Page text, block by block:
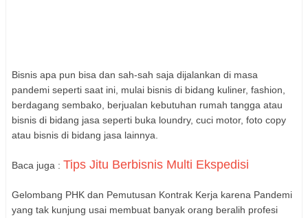
Bisnis apa pun bisa dan sah-sah saja dijalankan di masa
pandemi seperti saat ini, mulai bisnis di bidang kuliner, fashion,
berdagang sembako, berjualan kebutuhan rumah tangga atau
bisnis di bidang jasa seperti buka loundry, cuci motor, foto copy
atau bisnis di bidang jasa lainnya.
Baca juga : Tips Jitu Berbisnis Multi Ekspedisi
Gelombang PHK dan Pemutusan Kontrak Kerja karena Pandemi
yang tak kunjung usai membuat banyak orang beralih profesi